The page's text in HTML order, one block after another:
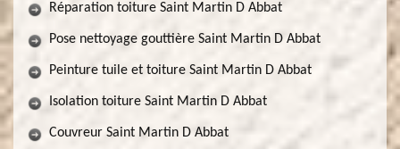
Réparation toiture Saint Martin D Abbat
Pose nettoyage gouttière Saint Martin D Abbat
Peinture tuile et toiture Saint Martin D Abbat
Isolation toiture Saint Martin D Abbat
Couvreur Saint Martin D Abbat